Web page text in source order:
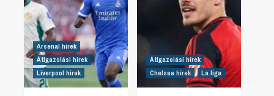
Arsenal hírek
Átigazolási hírek
Liverpool hírek
Átigazolási hírek
Chelsea hírek
La liga